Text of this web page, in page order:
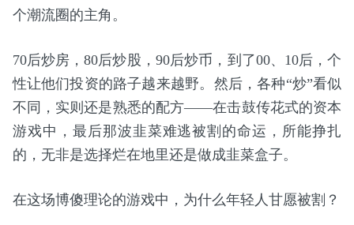
个潮流圈的主角。
70后炒房，80后炒股，90后炒币，到了00、10后，个
性让他们投资的路子越来越野。然后，各种“炒”看似
不同，实则还是熟悉的配方——在击鼓传花式的资本
游戏中，最后那波韭菜难逃被割的命运，所能挣扎
的，无非是选择烂在地里还是做成韭菜盒子。
在这场博傻理论的游戏中，为什么年轻人甘愿被割？